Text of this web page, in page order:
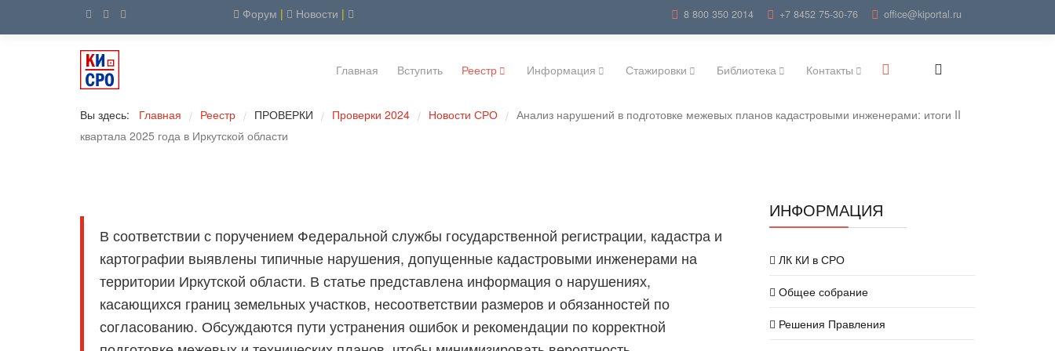
Форум | Новости | 8 800 350 2014 +7 8452 75-30-76 office@kiportal.ru
Главная Вступить Реестр Информация Стажировки Библиотека Контакты
Вы здесь: Главная / Реестр / ПРОВЕРКИ / Проверки 2024 / Новости СРО / Анализ нарушений в подготовке межевых планов кадастровыми инженерами: итоги II
квартала 2025 года в Иркутской области
В соответствии с поручением Федеральной службы государственной регистрации, кадастра и
картографии выявлены типичные нарушения, допущенные кадастровыми инженерами на
территории Иркутской области. В статье представлена информация о нарушениях,
касающихся границ земельных участков, несоответствии размеров и обязанностей по
согласованию. Обсуждаются пути устранения ошибок и рекомендации по корректной
ИНФОРМАЦИЯ
ЛК КИ в СРО
Общее собрание
Решения Правления